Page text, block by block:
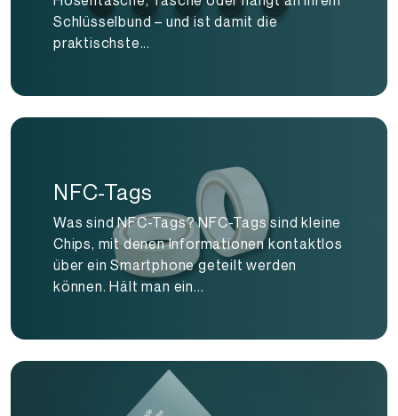
Schlüsselbund – und ist damit die
praktischste...
NFC-Tags
Was sind NFC-Tags? NFC-Tags sind kleine
Chips, mit denen Informationen kontaktlos
über ein Smartphone geteilt werden
können. Hält man ein...